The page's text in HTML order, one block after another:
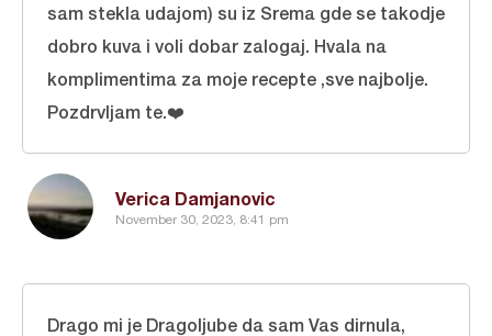
Verica Damjanovic
November 30, 2023, 8:41 pm
sam stekla udajom) su iz Srema gde se takodje
dobro kuva i voli dobar zalogaj. Hvala na
komplimentima za moje recepte ,sve najbolje.
Pozdrvljam te.❤️
Drago mi je Dragoljube da sam Vas dirnula,